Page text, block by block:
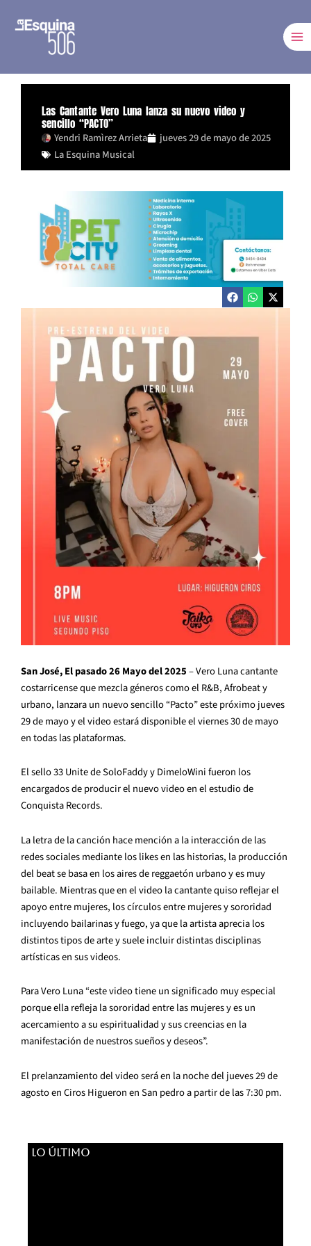
Las Cantante Vero Luna lanza su nuevo video y
sencillo “PACTO”
Yendri Ramìrez Arrieta
jueves 29 de mayo de 2025
La Esquina Musical
San José, El pasado 26 Mayo del 2025– Vero Luna cantante
costarricense que mezcla géneros como el R&B, Afrobeat y
urbano, lanzara un nuevo sencillo “Pacto” este próximo jueves
29 de mayo y el video estará disponible el viernes 30 de mayo
en todas las plataformas.
El sello 33 Unite de SoloFaddy y DimeloWini fueron los
encargados de producir el nuevo video en el estudio de
Conquista Records.
La letra de la canción hace mención a la interacción de las
redes sociales mediante los likes en las historias, la producción
del beat se basa en los aires de reggaetón urbano y es muy
bailable. Mientras que en el video la cantante quiso reflejar el
apoyo entre mujeres, los círculos entre mujeres y sororidad
incluyendo bailarinas y fuego, ya que la artista aprecia los
distintos tipos de arte y suele incluir distintas disciplinas
artísticas en sus videos.
Para Vero Luna “este video tiene un significado muy especial
porque ella refleja la sororidad entre las mujeres y es un
acercamiento a su espiritualidad y sus creencias en la
manifestación de nuestros sueños y deseos”.
El prelanzamiento del video será en la noche del jueves 29 de
agosto en Ciros Higueron en San pedro a partir de las 7:30 pm.
LO ÚLTIMO